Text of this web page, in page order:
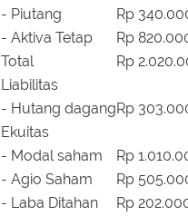
- Piutang
Rp
- Aktiva Tetap
Rp
Total
Rp
Liabilitas
- Hutang dagangRp
Ekuitas
- Modal saham
Rp
- Agio Saham
Rp
- Laba Ditahan
Rp